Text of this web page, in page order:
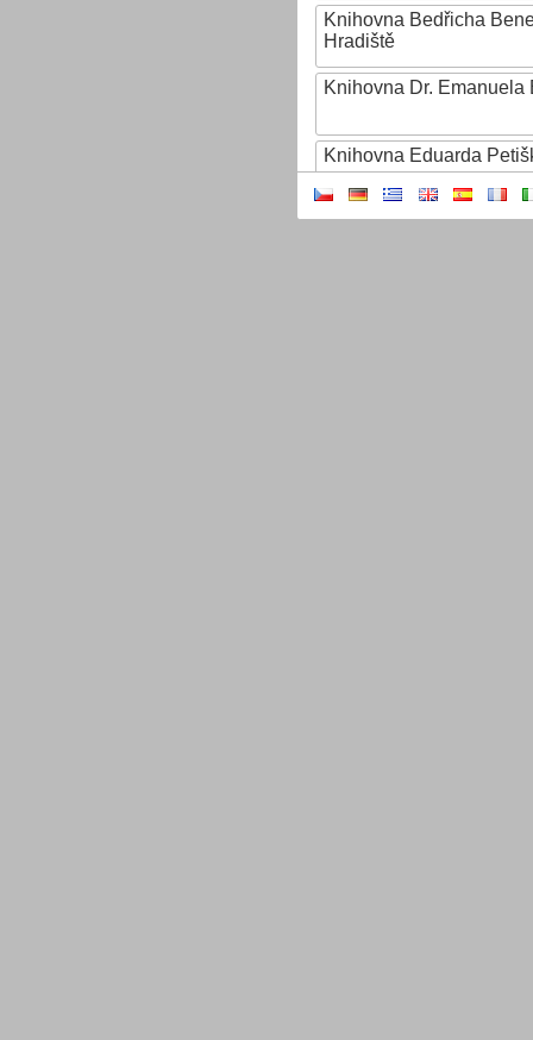
Knihovna Bedřicha
Hradiště
Knihovna Dr. Emanuela
Knihovna Eduarda
Knihovna Ignáta